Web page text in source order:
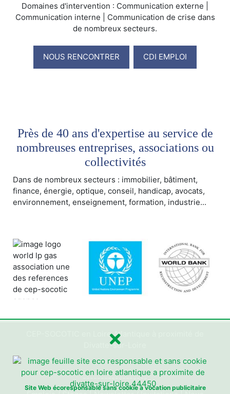
Domaines d'intervention : Communication externe |
Communication interne | Communication de crise dans
de nombreux secteurs.
NOUS RENCONTRER CDI EMPLOI
Près de 40 ans d'expertise au service de
nombreuses entreprises, associations ou
collectivités
Dans de nombreux secteurs : immobilier, bâtiment,
finance, énergie, optique, conseil, handicap, avocats,
environnement, enseignement, formation, industrie...
Site Web écoresponsable sans cookie à vocation publicitaire
CEP-SOCOTIC en Loire Atlantique à proximité de
Divatte-sur-Loire
------------------